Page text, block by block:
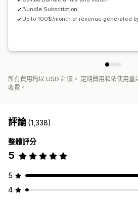
Bundle Subscription
Up to 100$/month of revenue generated
所有費用均以 USD 計價。 定期費用和依使用
收費。
評論(1,338)
整體評分
5
5
4